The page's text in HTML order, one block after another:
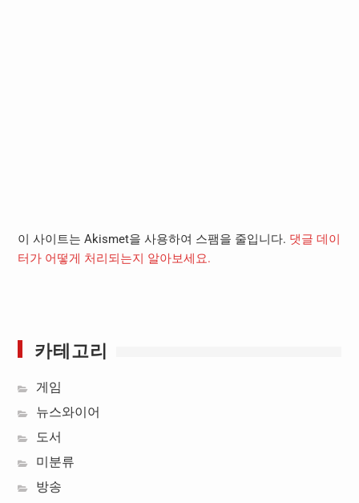
이 사이트는 Akismet을 사용하여 스팸을 줄입니다. 댓글 데이
터가 어떻게 처리되는지 알아보세요.
카테고리
게임
뉴스와이어
도서
미분류
방송